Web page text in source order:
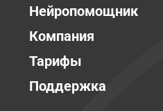
Нейропомощник
Компания
Тарифы
Поддержка